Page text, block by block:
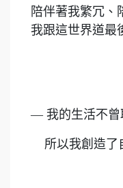
陪伴著我繁冗、
我跟這世界道最
— 我的生活不曾
所以我創造了